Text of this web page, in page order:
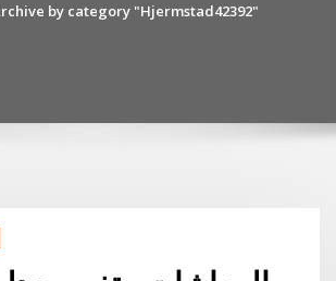
by category "Hjermstad42392"